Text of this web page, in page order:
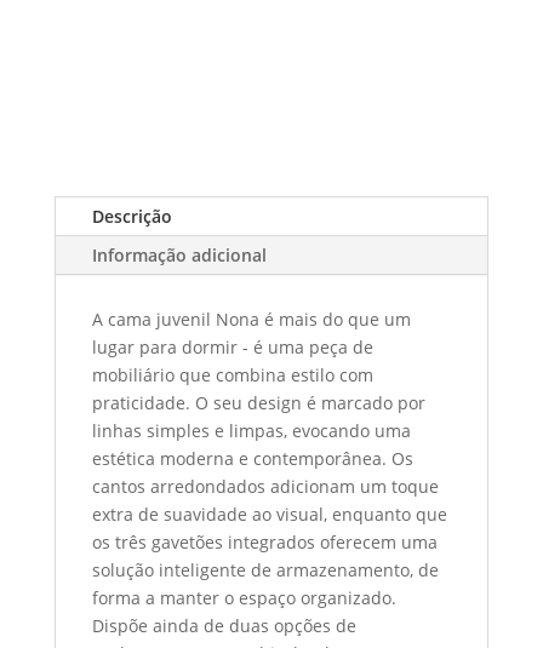
Descrição
Informação adicional
A cama juvenil Nona é mais do que um
lugar para dormir - é uma peça de
mobiliário que combina estilo com
praticidade. O seu design é marcado por
linhas simples e limpas, evocando uma
estética moderna e contemporânea. Os
cantos arredondados adicionam um toque
extra de suavidade ao visual, enquanto que
os três gavetões integrados oferecem uma
solução inteligente de armazenamento, de
forma a manter o espaço organizado.
Dispõe ainda de duas opções de